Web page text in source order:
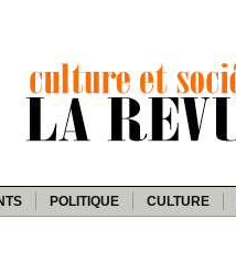
POLITIQUE CULTURE